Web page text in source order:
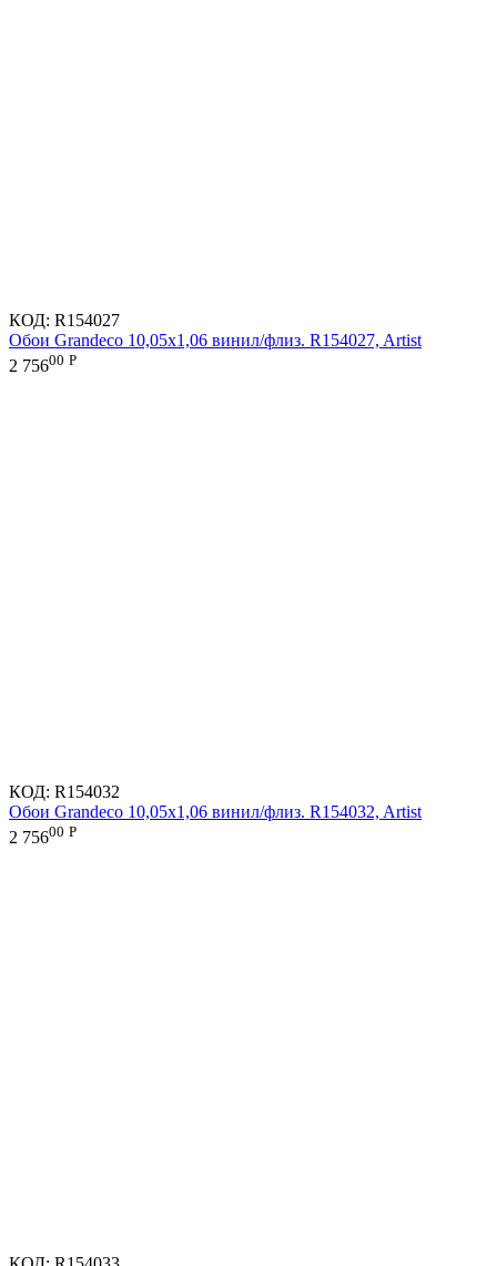
КОД: R154027
Обои Grandeco 10,05х1,06 винил/флиз. R154027, Artist
2 75600 Р
КОД: R154032
Обои Grandeco 10,05х1,06 винил/флиз. R154032, Artist
2 75600 Р